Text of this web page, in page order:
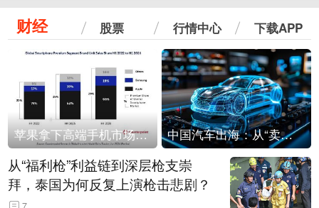
财经 股票 行情中心 下载APP
苹果拿下高端手机市场65%的份额：iPhone 17系列功不可没 中国汽车出海：从“卖出去”到“走进去”
从“福利枪”利益链到深层枪支崇
拜，泰国为何反复上演枪击悲剧？